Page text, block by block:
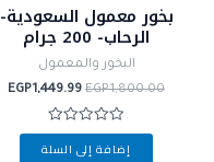
بخور معمول السعودية-
الرحاب- 200 جرام
البخور والمعمول
EGP1,800.00
EGP1,449.99
تم
التقييم
إضافة إلى السلة